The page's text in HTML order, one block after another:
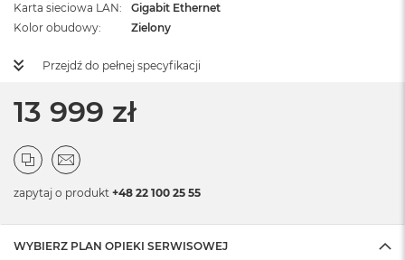
Karta sieciowa LAN
Gigabit Ethernet
Kolor obudowy
Zielony
Przejdź do pełnej specyfikacji
13 999 zł
zapytaj o produkt +48 22 100 25 55
WYBIERZ PLAN OPIEKI SERWISOWEJ